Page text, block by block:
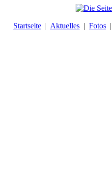
Startseite | Aktuelles | Fotos |